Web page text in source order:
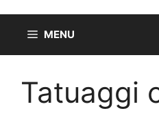
MENU
Tatuaggi